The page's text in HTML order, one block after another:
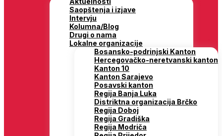
Saopštenja i izjave
Intervju
Kolumna/Blog
Drugi o nama
Lokalne organizacije
Bosansko-podrinjski Kanton
Hercegovačko-neretvanski kanton
Kanton 10
Kanton Sarajevo
Posavski kanton
Regija Banja Luka
Distriktna organizacija Brčko
Regija Doboj
Regija Gradiška
Regija Modriča